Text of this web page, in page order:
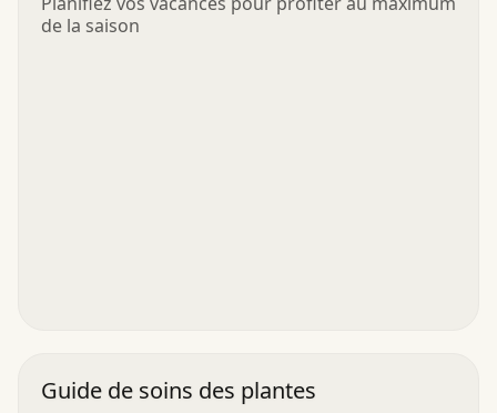
de la saison
Guide de soins des plantes